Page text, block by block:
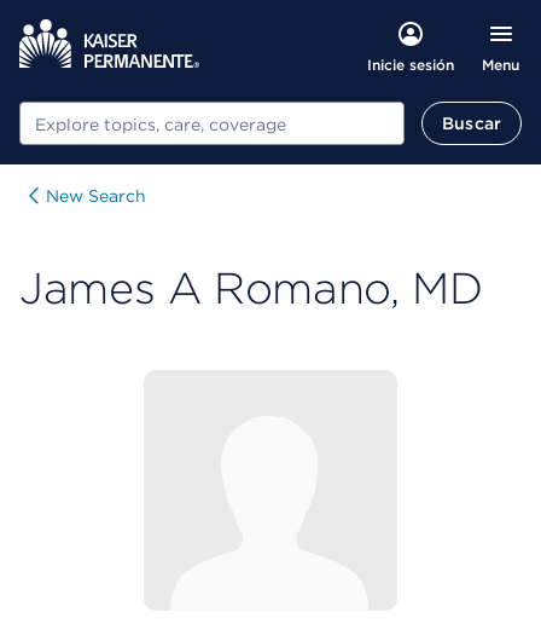
Inicie sesión Menu
Buscar Buscar
New Search
James A Romano, MD